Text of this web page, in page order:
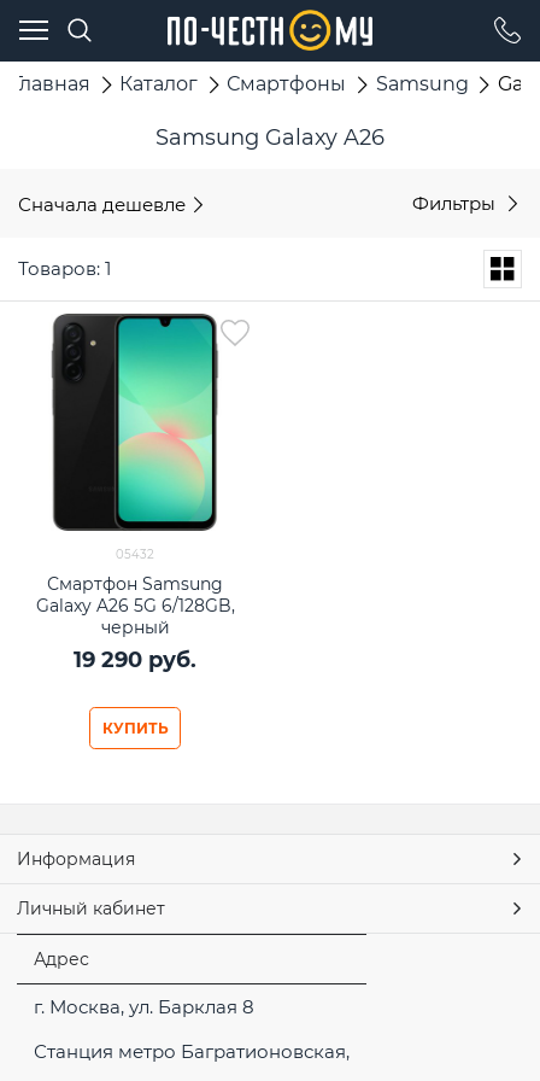
Главная Каталог Смартфоны Samsung
Samsung Galaxy A26
Сначала дешевле Фильтры
Товаров: 1
05432
Смартфон Samsung
Galaxy A26 5G 6/128GB,
черный
19 290 руб.
КУПИТЬ
Информация
Личный кабинет
Адрес
г. Москва, ул. Барклая 8
Станция метро Багратионовская,